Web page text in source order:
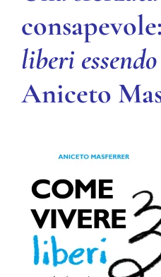
consapevole:
liberi
Aniceto